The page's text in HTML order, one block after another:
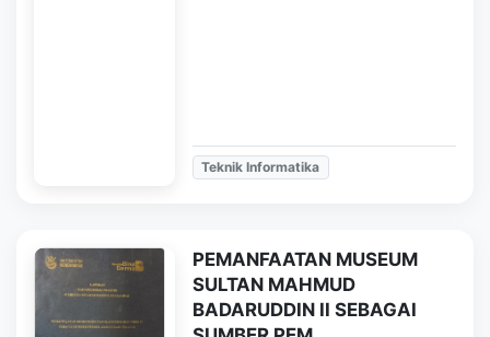
Teknik Informatika
PEMANFAATAN MUSEUM
SULTAN MAHMUD
BADARUDDIN II SEBAGAI